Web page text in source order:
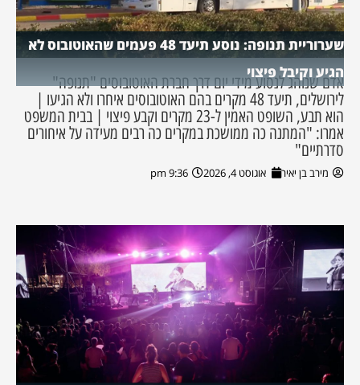
שערוריית תנופה: נוסע תיעד 48 פעמים שהאוטובוס לא
הגיע וקיבל פיצוי
אדם שנוהג לנסוע מידי יום דרך חברת האוטובוסים "תנופה"
לירושלים, תיעד 48 מקרים בהם האוטובוסים איחרו ולא הגיעו |
הוא תבע, השופט האמין ל-23 מקרים וקבע פיצוי | בבית המשפט
אמרו: "המתנה כה ממושכת במקרים כה רבים מעידה על איחורים
סדרתיים"
מירב בן יאיר אוגוסט 4, 2026 9:36 pm